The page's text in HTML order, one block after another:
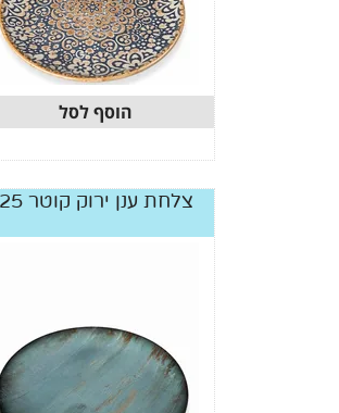
הוסף לסל
צלחת ענן ירוק קוטר 25